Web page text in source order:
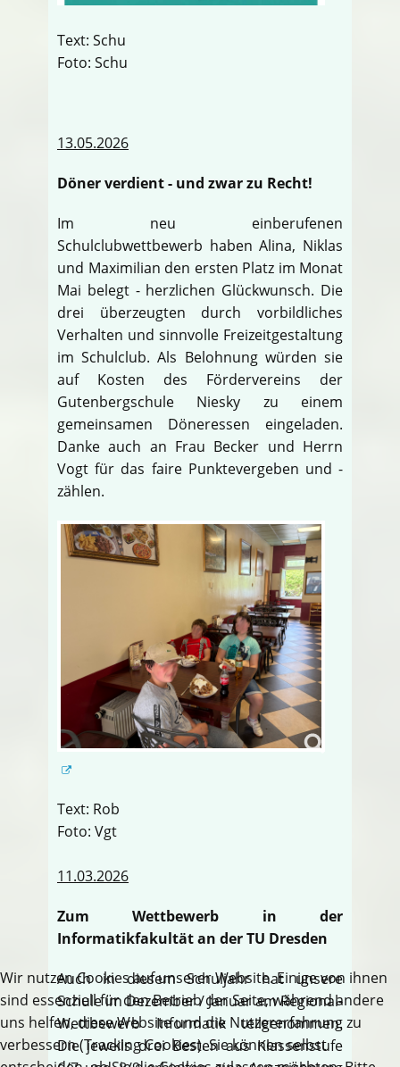
Text: Schu
Foto: Schu
13.05.2026
Döner verdient - und zwar zu Recht!
Im neu einberufenen
Schulclubwettbewerb haben Alina, Niklas
und Maximilian den ersten Platz im Monat
Mai belegt - herzlichen Glückwunsch. Die
drei überzeugten durch vorbildliches
Verhalten und sinnvolle Freizeitgestaltung
im Schulclub. Als Belohnung würden sie
auf Kosten des Fördervereins der
Gutenbergschule Niesky zu einem
gemeinsamen Döneressen eingeladen.
Danke auch an Frau Becker und Herrn
Vogt für das faire Punktevergeben und -
zählen.
Text: Rob
Foto: Vgt
11.03.2026
Zum Wettbewerb in der
Informatikfakultät an der TU Dresden
Auch in diesem Schuljahr hat unsere
Schule im Dezember / Januar am Regional-
Wettbewerb Informatik teilgenommen.
Die jeweils drei Besten aus Klassenstufe
Wir nutzen Cookies auf unserer Website. Einige von ihnen
sind essenziell für den Betrieb der Seite, während andere
uns helfen, diese Website und die Nutzererfahrung zu
verbessern (Tracking Cookies). Sie können selbst